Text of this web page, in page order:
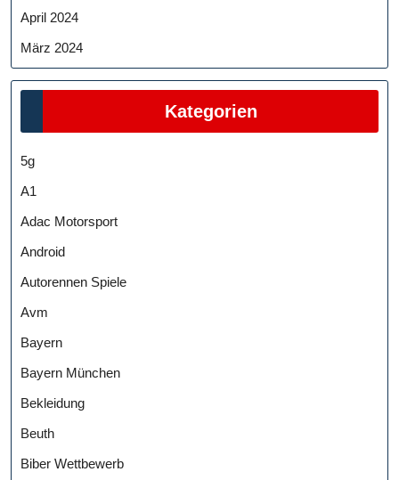
April 2024
März 2024
Kategorien
5g
A1
Adac Motorsport
Android
Autorennen Spiele
Avm
Bayern
Bayern München
Bekleidung
Beuth
Biber Wettbewerb